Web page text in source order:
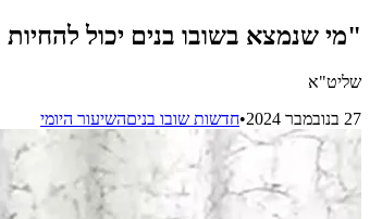
"מי שנמצא בשובו בנים יכול
שליט"א
27 בנובמבר 2024
•חדשות שובו בניםהשיעור היומי